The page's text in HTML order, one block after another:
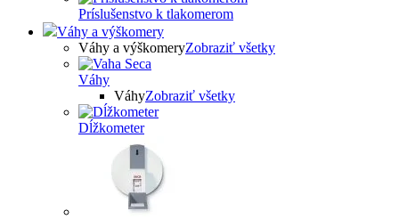
Príslušenstvo k tlakomerom
Váhy a výškomery
Váhy a výškomeryZobraziť všetky
Váhy
VáhyZobraziť všetky
Dĺžkometer